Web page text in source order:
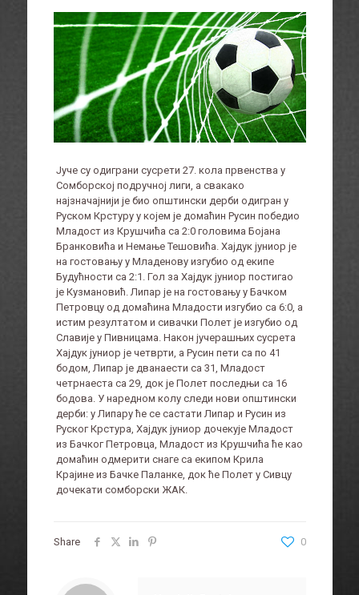
Јуче су одиграни сусрети 27. кола првенства у
Сомборској подручној лиги, а свакако
најзначајнији је био општински дерби одигран у
Руском Крстуру у којем је домаћин Русин победио
Младост из Крушчића са 2:0 головима Бојана
Бранковића и Немање Тешовића. Хајдук јуниор је
на гостовању у Младенову изгубио од екипе
Будућности са 2:1. Гол за Хајдук јуниор постигао
је Кузмановић. Липар је на гостовању у Бачком
Петровцу од домаћина Младости изгубио са 6:0, а
истим резултатом и сивачки Полет је изгубио од
Славије у Пивницама. Након јучерашњих сусрета
Хајдук јуниор је четврти, а Русин пети са по 41
бодом, Липар је дванаести са 31, Младост
четрнаеста са 29, док је Полет последњи са 16
бодова. У наредном колу следи нови општински
дерби: у Липару ће се састати Липар и Русин из
Руског Крстура, Хајдук јуниор дочекује Младост
из Бачког Петровца, Младост из Крушчића ће као
домаћин одмерити снаге са екипом Крила
Крајине из Бачке Паланке, док ће Полет у Сивцу
дочекати сомборски ЖАК.
Share 0